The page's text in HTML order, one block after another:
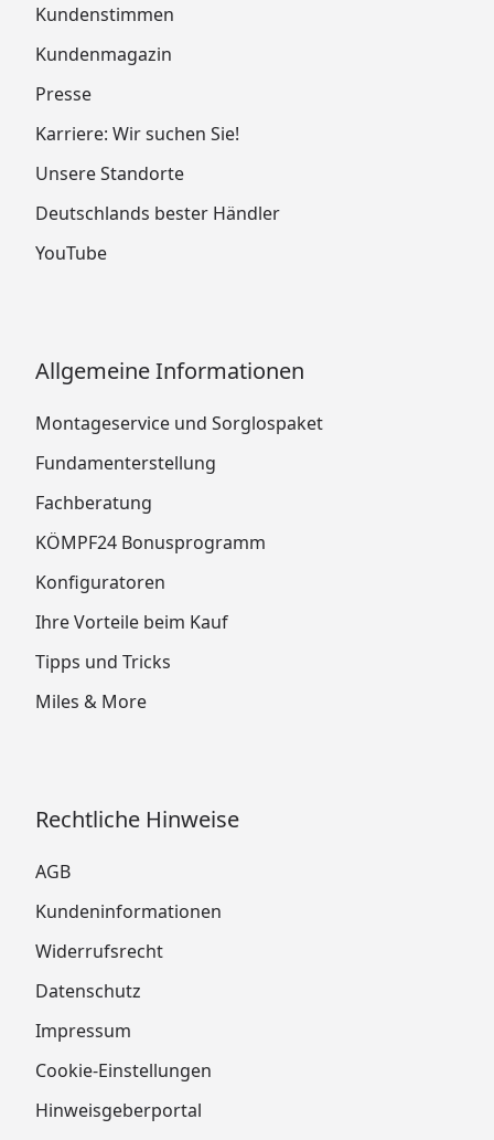
Kundenstimmen
Kundenmagazin
Presse
Karriere: Wir suchen Sie!
Unsere Standorte
Deutschlands bester Händler
YouTube
Allgemeine Informationen
Montageservice und Sorglospaket
Fundamenterstellung
Fachberatung
KÖMPF24 Bonusprogramm
Konfiguratoren
Ihre Vorteile beim Kauf
Tipps und Tricks
Miles & More
Rechtliche Hinweise
AGB
Kundeninformationen
Widerrufsrecht
Datenschutz
Impressum
Cookie-Einstellungen
Hinweisgeberportal